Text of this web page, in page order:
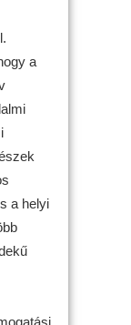
a
a helyi